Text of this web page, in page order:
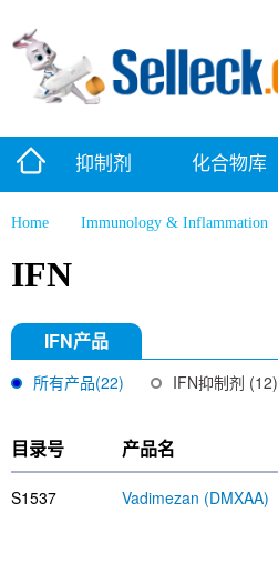
抑制剂 化合物库
Home Immunology & Inflammation
IFN
IFN产品
所有产品(22) IFN抑制剂 (12)
目录号 产品名
S1537 Vadimezan (DMXAA)